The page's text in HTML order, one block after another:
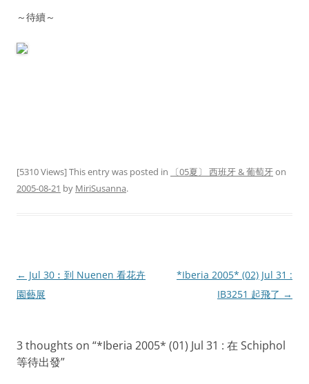
～待續～
[5310 Views] This entry was posted in 〔05夏〕 西班牙 & 葡萄牙on
2005-08-21 by MiriSusanna.
Post
navigation
← Jul 30︰到 Nuenen 看花卉
園藝展
*Iberia 2005* (02) Jul 31 :
IB3251 起飛了 →
3 thoughts on “*Iberia 2005* (01) Jul 31 : 在 Schiphol
等待出發”